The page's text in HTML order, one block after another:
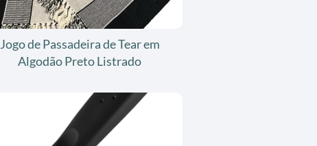
Jogo de Passadeira de Tear em
Algodão Preto Listrado